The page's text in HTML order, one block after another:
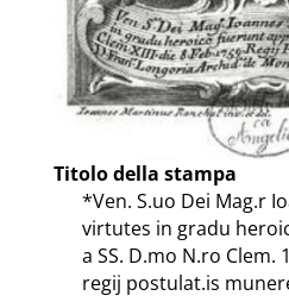
Titolo della stampa
*Ven. S.uo Dei Mag.r
virtutes in gradu
a SS. D.mo N.ro Clem.
regij postulat.is